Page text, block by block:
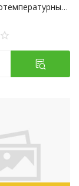
Клей высокотемпературный КФФГ